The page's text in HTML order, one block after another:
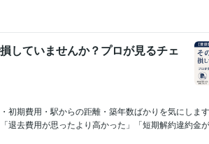
していませんか？プロが見るチェ
初期費用・駅からの距離・築年数ばかりを気にしま
退去費用が思ったより高かった」「短期解約違約金